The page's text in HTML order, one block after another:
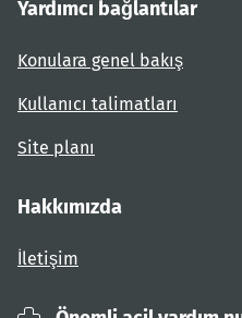
Yardımcı bağlantılar
Konulara genel bakış
Kullanıcı talimatları
Site planı
Hakkımızda
İletişim